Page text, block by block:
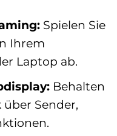
Spielen Sie
Ihrem
Laptop ab.
Behalten
Sender,